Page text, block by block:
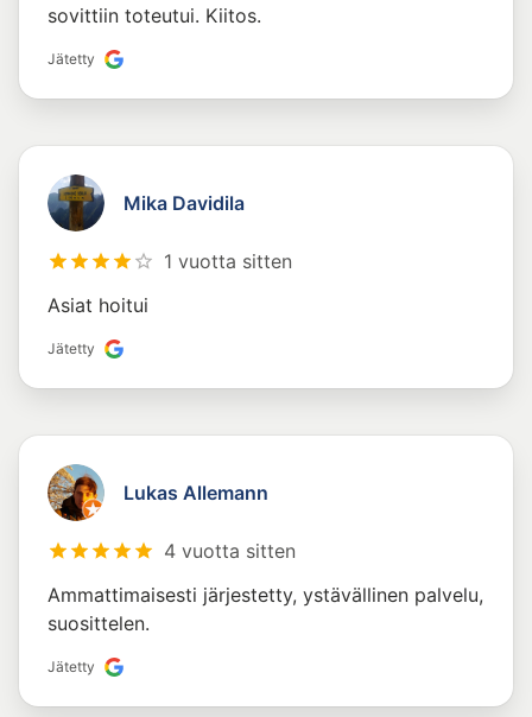
sovittiin toteutui. Kiitos.
Jätetty
Mika Davidila
1 vuotta sitten
Asiat hoitui
Jätetty
Lukas Allemann
4 vuotta sitten
Ammattimaisesti järjestetty, ystävällinen palvelu,
suosittelen.
Jätetty